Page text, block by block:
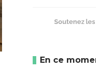
Soutenez
En ce